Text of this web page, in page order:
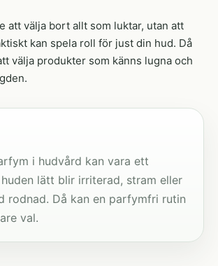
att välja bort allt som luktar, utan att
kan spela roll för just din hud. Då
välja produkter som känns lugna och
i hudvård kan vara ett
lätt blir irriterad, stram eller
rodnad. Då kan en parfymfri rutin
val.